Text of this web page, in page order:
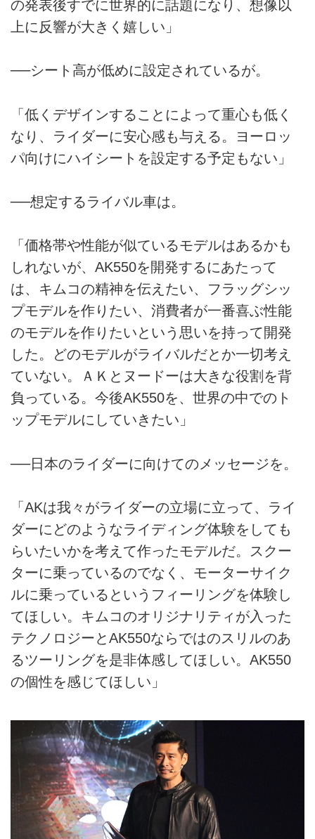
の発表後すでに世界的に話題になり、想像以
上に反響が大きく嬉しい」
──シート高が低めに設定されているが。
「低くデザインすることによって重心も低く
なり、ライダーに安心感も与える。ヨーロッ
パ向けにハイシートを設定する予定もない」
──想定するライバル車は。
「価格帯や性能が似ているモデルはあるかも
しれないが、AK550を開発するにあたって
は、キムコの精神を伝えたい、フラッグシッ
プモデルを作りたい、消費者が一番喜ぶ性能
のモデルを作りたいという思いを持って開発
した。どのモデルがライバルだとか一切考え
ていない。ＡＫとヌードーは大きな役割を背
負っている。今後AK550を、世界の中でのト
ップモデルにしていきたい」
──日本のライダーに向けてのメッセージを。
「AKは我々がライダーの立場に立って、ライ
ダーにどのようなライディング体験をしても
らいたいかを考えて作ったモデルだ。スクー
ターに乗っているのでなく、モーターサイク
ルに乗っているというフィーリングを体験し
てほしい。キムコのオリジナリティが入った
テクノロジーとAK550ならではのスリルのあ
るツーリングを是非体感してほしい。AK550
の個性を感じてほしい」